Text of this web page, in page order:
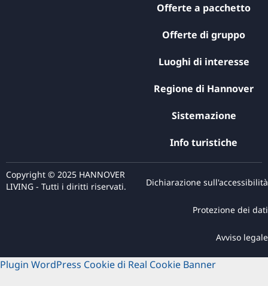
Offerte a pacchetto
Offerte di gruppo
Luoghi di interesse
Regione di Hannover
Sistemazione
Info turistiche
Copyright © 2025 HANNOVER
LIVING - Tutti i diritti riservati.
Dichiarazione sull'accessibilità
Protezione dei dati
Avviso legale
Plugin WordPress Cookie di Real Cookie Banner